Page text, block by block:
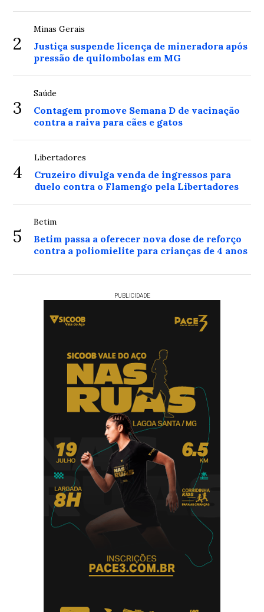
2
Minas Gerais
Justiça suspende licença de mineradora após
pressão de quilombolas em MG
3
Saúde
Contagem promove Semana D de vacinação
contra a raiva para cães e gatos
4
Libertadores
Cruzeiro divulga venda de ingressos para
duelo contra o Flamengo pela Libertadores
5
Betim
Betim passa a oferecer nova dose de reforço
contra a poliomielite para crianças de 4 anos
PUBLICIDADE